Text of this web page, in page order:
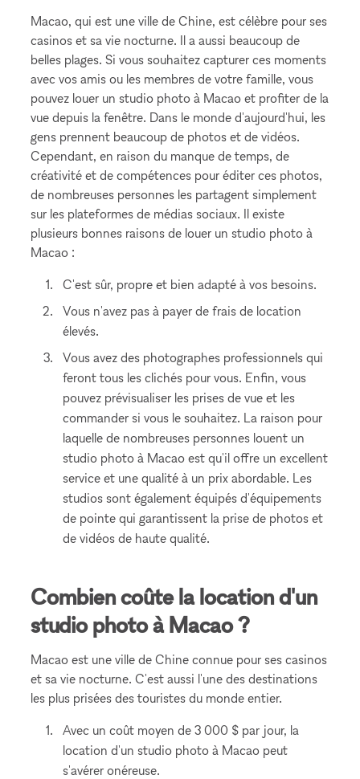
Macao, qui est une ville de Chine, est célèbre pour ses
casinos et sa vie nocturne. Il a aussi beaucoup de
belles plages. Si vous souhaitez capturer ces moments
avec vos amis ou les membres de votre famille, vous
pouvez louer un studio photo à Macao et profiter de la
vue depuis la fenêtre. Dans le monde d'aujourd'hui, les
gens prennent beaucoup de photos et de vidéos.
Cependant, en raison du manque de temps, de
créativité et de compétences pour éditer ces photos,
de nombreuses personnes les partagent simplement
sur les plateformes de médias sociaux. Il existe
plusieurs bonnes raisons de louer un studio photo à
Macao :
C'est sûr, propre et bien adapté à vos besoins.
Vous n'avez pas à payer de frais de location
élevés.
Vous avez des photographes professionnels qui
feront tous les clichés pour vous. Enfin, vous
pouvez prévisualiser les prises de vue et les
commander si vous le souhaitez. La raison pour
laquelle de nombreuses personnes louent un
studio photo à Macao est qu'il offre un excellent
service et une qualité à un prix abordable. Les
studios sont également équipés d'équipements
de pointe qui garantissent la prise de photos et
de vidéos de haute qualité.
Combien coûte la location d'un
studio photo à Macao ?
Macao est une ville de Chine connue pour ses casinos
et sa vie nocturne. C'est aussi l'une des destinations
les plus prisées des touristes du monde entier.
Avec un coût moyen de 3 000 $ par jour, la
location d'un studio photo à Macao peut
s'avérer onéreuse.